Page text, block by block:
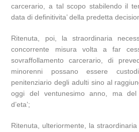
carcerario, a tal scopo stabilendo il
data di definitivita’ della predetta
Ritenuta, poi, la straordinaria
concorrente misura volta a far
sovraffollamento carcerario, di
minorenni possano essere
penitenziario degli adulti sino al
oggi del ventunesimo anno, ma del
d’eta’;
Ritenuta, ulteriormente, la straordinaria